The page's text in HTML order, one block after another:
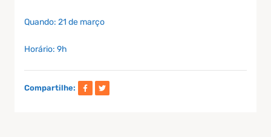
Quando: 21 de março
Horário: 9h
Compartilhe: